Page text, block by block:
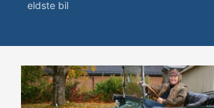
eldste bil